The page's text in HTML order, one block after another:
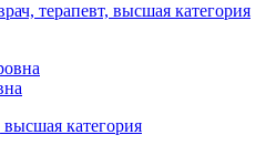
терапевт, высшая категория
высшая категория